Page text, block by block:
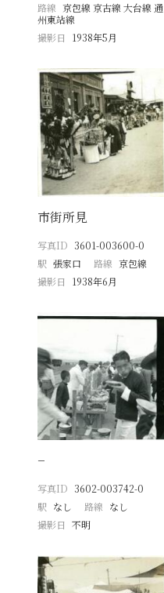
路線 京包線 京古線 大台線 通
州東站線
撮影日
1938年5月
市街所見
写真ID 3601-003600-0
駅 張家口 路線 京包線
撮影日
1938年6月
−
写真ID 3602-003742-0
駅 なし 路線 なし
撮影日
不明